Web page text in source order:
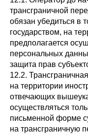
трансграничной
обязан убедиться в
государством, на
предполагается
персональных
защита прав
12.2.
на территории
отвечающих
осуществляться
письменной форме
на трансграничную